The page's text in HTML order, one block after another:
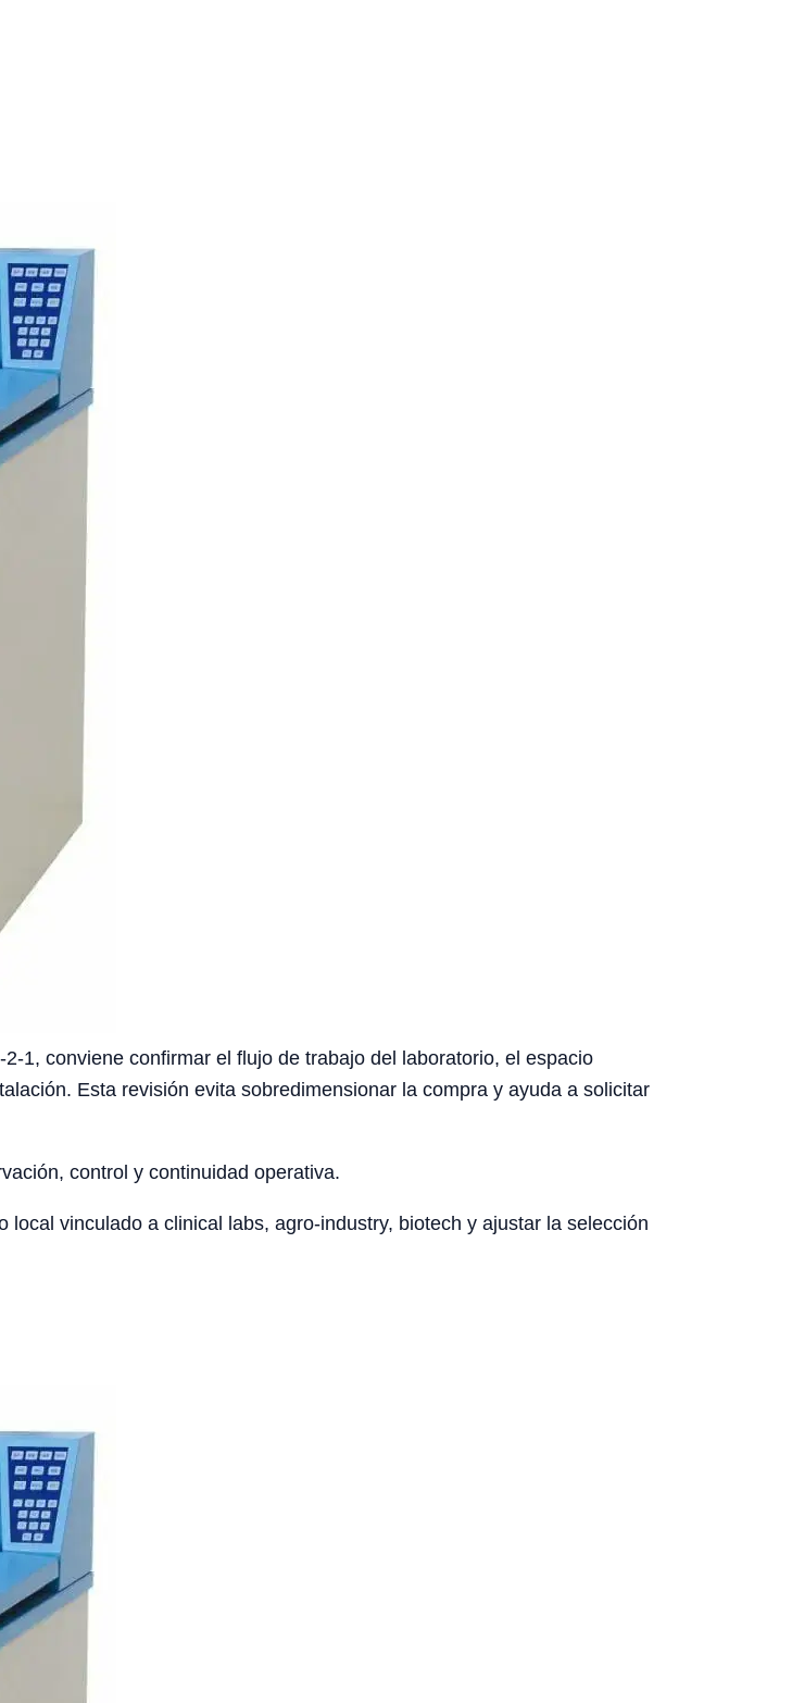
1, conviene confirmar el flujo de trabajo del laboratorio, el espacio
Esta revisión evita sobredimensionar la compra y ayuda a solicitar
control y continuidad operativa.
vinculado a clinical labs, agro-industry, biotech y ajustar la selección